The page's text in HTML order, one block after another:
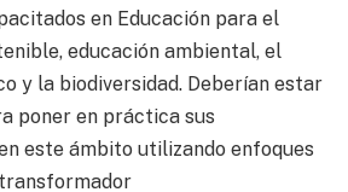
en Educación para el
educación ambiental, el
y la biodiversidad. Deberían estar
poner en práctica sus
este ámbito utilizando enfoques